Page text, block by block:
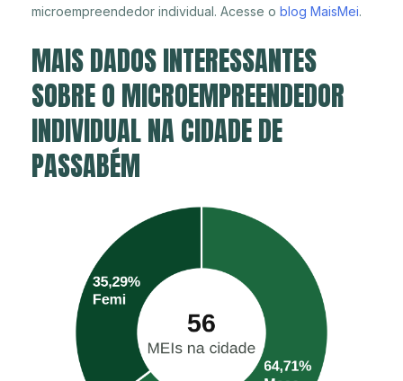
microempreendedor individual. Acesse o blog MaisMei.
MAIS DADOS INTERESSANTES
SOBRE O MICROEMPREENDEDOR
INDIVIDUAL NA CIDADE DE
PASSABÉM